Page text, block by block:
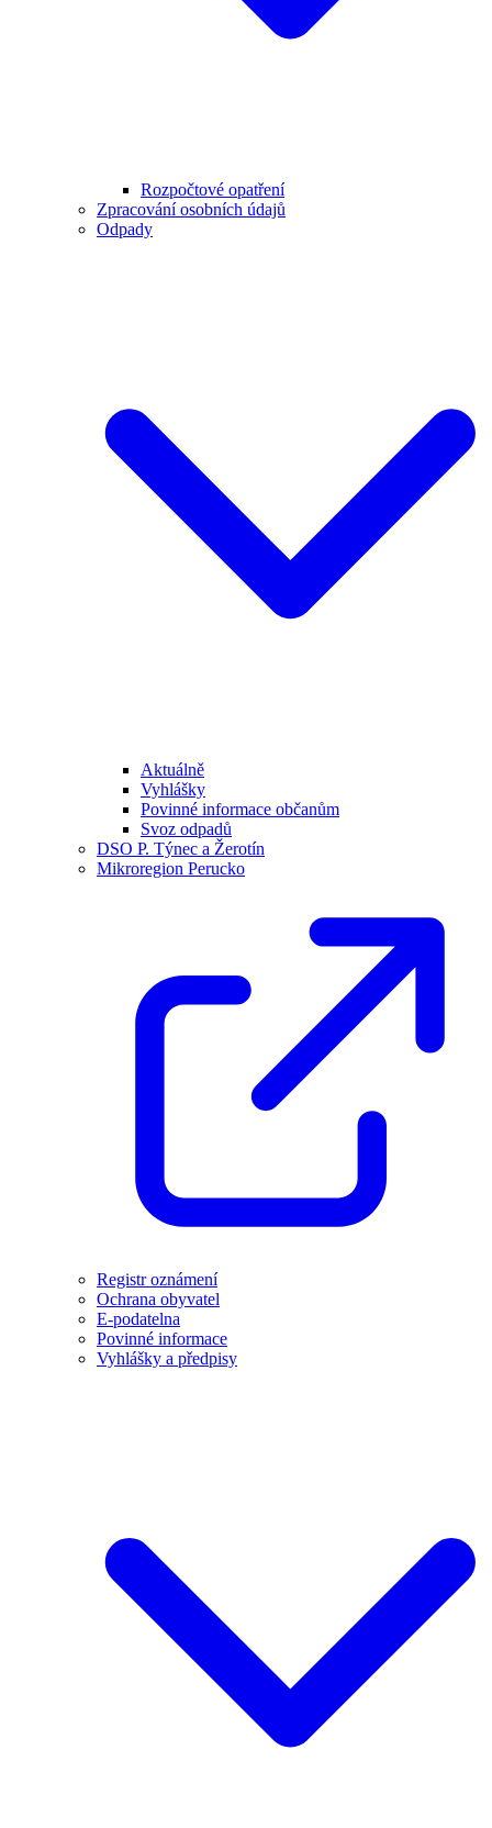
Rozpočtové opatření
Zpracování osobních údajů
Odpady
Aktuálně
Vyhlášky
Povinné informace občanům
Svoz odpadů
DSO P. Týnec a Žerotín
Mikroregion Perucko
Registr oznámení
Ochrana obyvatel
E-podatelna
Povinné informace
Vyhlášky a předpisy